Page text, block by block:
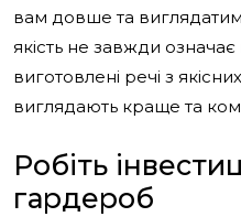
вам довше та
якість не завжди
виготовлені речі з
виглядають краще та
Робіть
гардероб